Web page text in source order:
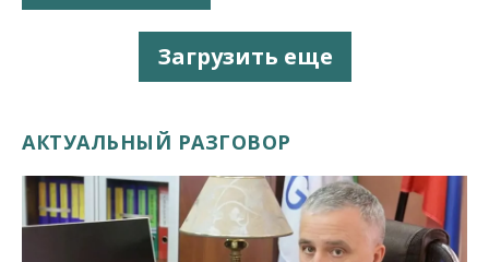
Загрузить еще
АКТУАЛЬНЫЙ РАЗГОВОР